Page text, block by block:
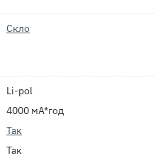
Скло
Li-pol
4000 мА*год
Так
Так